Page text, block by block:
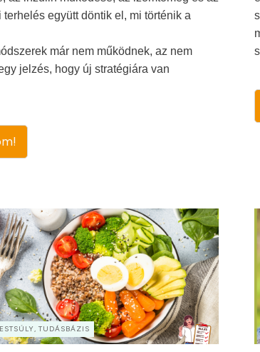
együtt döntik el, mi történik a
már nem működnek, az nem
jelzés, hogy új stratégiára van
TUDÁSBÁZIS